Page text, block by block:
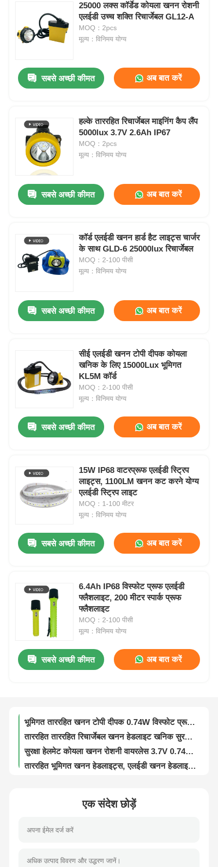
होम
उत्पाद
गुणवत्ता नियंत्रण
समाचार
एलईडी खनन दीपक
ताररहित खनन टोपी दीपक
25000 लक्स कॉर्डेड कोयला खनन रोशनी
एलईडी उच्च शक्ति रिचार्जेबल GL12-A
MOQ：2pcs
मूल्य：विनिमय योग्य
सबसे अच्छी कीमत अब बात करें
हल्के ताररहित रिचार्जेबल माइनिंग कैप लैंप
5000lux 3.7V 2.6Ah IP67
MOQ：2pcs
मूल्य：विनिमय योग्य
सबसे अच्छी कीमत अब बात करें
कॉर्ड एलईडी खनन हार्ड हैट लाइट्स चार्जर
के साथ GLD-6 25000lux रिचार्जेबल
MOQ：2-100 पीसी
मूल्य：विनिमय योग्य
सबसे अच्छी कीमत अब बात करें
सीई एलईडी खनन टोपी दीपक कोयला
खनिक के लिए 15000Lux भूमिगत
KL5M कॉर्ड
MOQ：2-100 पीसी
मूल्य：विनिमय योग्य
सबसे अच्छी कीमत अब बात करें
15W IP68 वाटरप्रूफ एलईडी स्ट्रिप
लाइट्स, 1100LM खनन कट करने योग्य
एलईडी स्ट्रिप लाइट
MOQ：1-100 मीटर
मूल्य：विनिमय योग्य
सबसे अच्छी कीमत अब बात करें
6.4Ah IP68 विस्फोट प्रूफ एलईडी
फ्लैशलाइट, 200 मीटर स्पार्क प्रूफ
फ्लैशलाइट
MOQ：2-100 पीसी
मूल्य：विनिमय योग्य
सबसे अच्छी कीमत
अब बात करें
रिचार्जेबल कोयला खनिक हेड लैंप वायरलेस 5000LUX 96 LUM 0.74W
एक संदेश छोड़ें